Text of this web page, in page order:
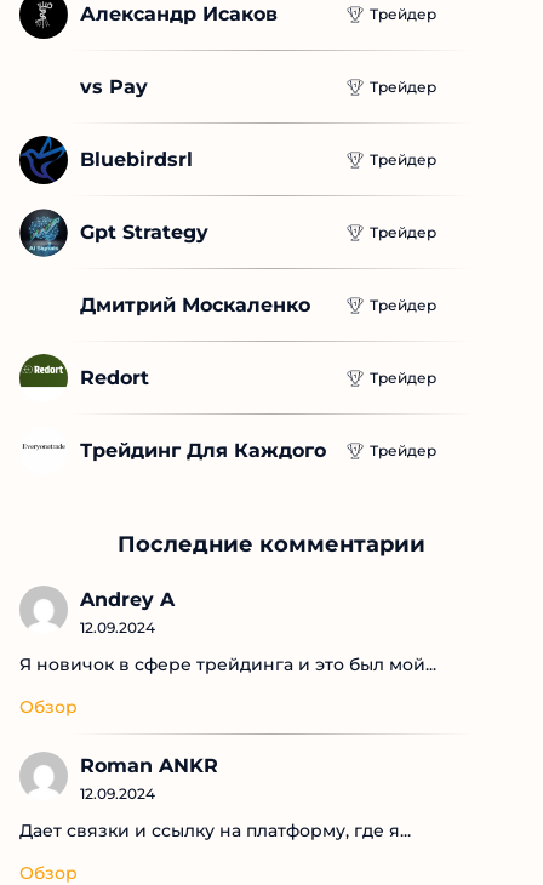
Александр Исаков Трейдер
vs Pay Трейдер
Bluebirdsrl Трейдер
Gpt Strategy Трейдер
Дмитрий Москаленко Трейдер
Redort Трейдер
Трейдинг Для Каждого Трейдер
Последние комментарии
Andrey A
12.09.2024
Я новичок в сфере трейдинга и это был мой...
Обзор
Roman ANKR
12.09.2024
Дает связки и ссылку на платформу, где я...
Обзор